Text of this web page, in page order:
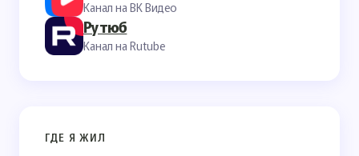
Канал на ВК Видео
Рутюб
Канал на Rutube
ГДЕ Я ЖИЛ